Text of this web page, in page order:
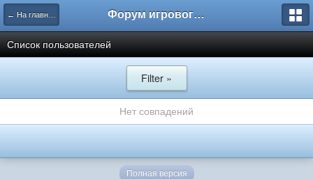
← На главную Форум игрового проекта Riverrise
Список пользователей
Filter »
Нет совпадений
Полная версия